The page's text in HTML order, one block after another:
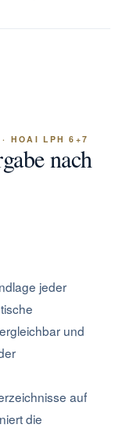
HOAI LPH 6+7
nach
jeder
und
auf
die